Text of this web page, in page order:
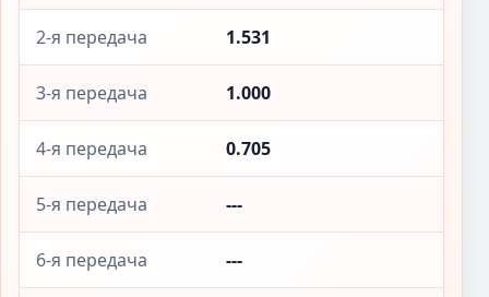
2-я передача 1.531
3-я передача 1.000
4-я передача 0.705
5-я передача ---
6-я передача ---